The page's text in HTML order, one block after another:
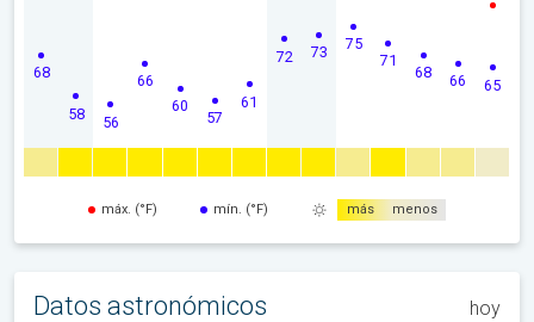
68
58 56
66
60
57
61
72 73 75
71
68 66 65
máx. (°F) mín. (°F) más menos
Datos astronómicos hoy